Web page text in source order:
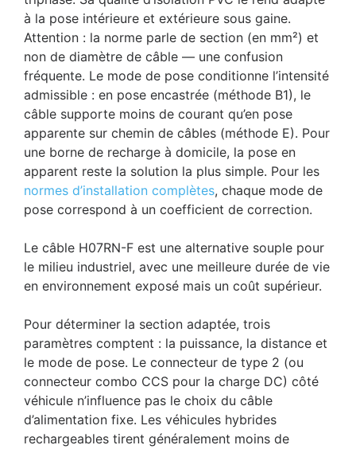
à la pose intérieure et extérieure sous gaine.
Attention : la norme parle de section (en mm²) et
non de diamètre de câble — une confusion
fréquente. Le mode de pose conditionne l’intensité
admissible : en pose encastrée (méthode B1), le
câble supporte moins de courant qu’en pose
apparente sur chemin de câbles (méthode E). Pour
une borne de recharge à domicile, la pose en
apparent reste la solution la plus simple. Pour les
normes d’installation complètes, chaque mode de
pose correspond à un coefficient de correction.
Le câble H07RN-F est une alternative souple pour
le milieu industriel, avec une meilleure durée de vie
en environnement exposé mais un coût supérieur.
Pour déterminer la section adaptée, trois
paramètres comptent : la puissance, la distance et
le mode de pose. Le connecteur de type 2 (ou
connecteur combo CCS pour la charge DC) côté
véhicule n’influence pas le choix du câble
d’alimentation fixe. Les véhicules hybrides
rechargeables tirent généralement moins de